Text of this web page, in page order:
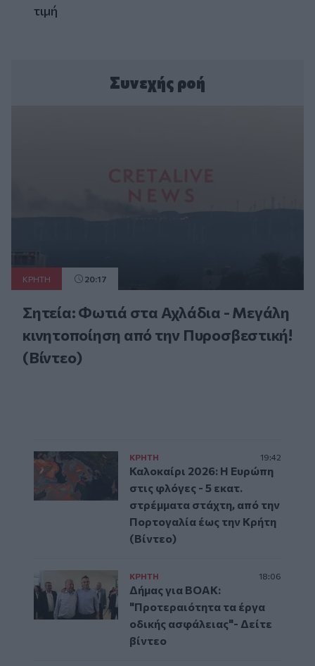
τιμή
Συνεχής ροή
ΚΡΗΤΗ 20:17
Σητεία: Φωτιά στα Αχλάδια - Μεγάλη
κινητοποίηση από την Πυροσβεστική!
(Βίντεο)
ΚΡΗΤΗ 19:42
Καλοκαίρι 2026: Η Ευρώπη
στις φλόγες - 5 εκατ.
στρέμματα στάχτη, από την
Πορτογαλία έως την Κρήτη
(Βίντεο)
ΚΡΗΤΗ 18:06
Δήμας για ΒΟΑΚ:
"Προτεραιότητα τα έργα
οδικής ασφάλειας"- Δείτε
βίντεο